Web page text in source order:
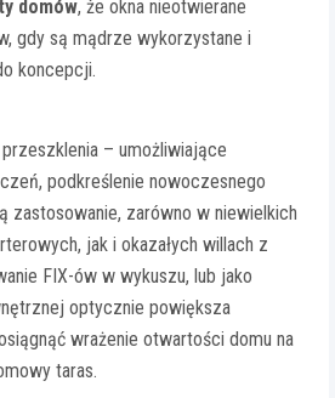
domów, że okna nieotwierane
gdy są mądrze wykorzystane i
koncepcji.
– umożliwiające
podkreślenie nowoczesnego
zastosowanie, zarówno w niewielkich
jak i okazałych willach z
FIX-ów w wykuszu, lub jako
optycznie powiększa
wrażenie otwartości domu na
taras.